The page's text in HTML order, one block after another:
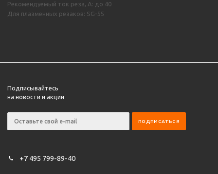
Рекомендуемый ток реза, А: до 40
Для плазменных резаков: SG-55
Подписывайтесь
на новости и акции
+7 495 799-89-40